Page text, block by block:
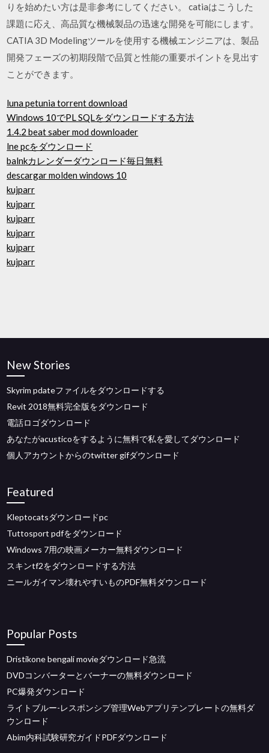
りを始めたい方は是非参考にしてください。 catiaはこうした
課題に応え、高品質な機械製品の迅速な開発を可能にします。
CATIA 3D Modelingツールを使用する機械エンジニアは、製品
開発フェーズの初期段階で品質と性能の重要ポイントを見出す
ことができます。
luna petunia torrent download
Windows 10でPL SQLをダウンロードする方法
1.4.2 beat saber mod downloader
lne pcをダウンロード
balnkカレンダーダウンロード毎日無料
descargar molden windows 10
kujparr
kujparr
kujparr
kujparr
kujparr
kujparr
New Stories
Skyrim pdateファイルをダウンロードする
Revit 2018無料完全版をダウンロード
電話ロゴダウンロード
あなたがacusticoをするように無料で私を愛してダウンロード
個人アカウントからのtwitter gifダウンロード
Featured
Kleptocatsダウンロードpc
Tuttosport pdfをダウンロード
Windows 7用の映画メーカー無料ダウンロード
スキンtf2をダウンロードする方法
ニールガイマン壊れやすいものPDF無料ダウンロード
Popular Posts
Dristikone bengali movieダウンロード急流
DVDコンバーターとバーナーの無料ダウンロード
PC爆発ダウンロード
ライトブルー-レスポンシブ管理Webアプリテンプレートの無料ダ
ウンロード
Abim内科試験研究ガイドPDFダウンロード